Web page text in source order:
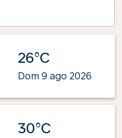
26°C
Dom 9 ago 2026
30°C